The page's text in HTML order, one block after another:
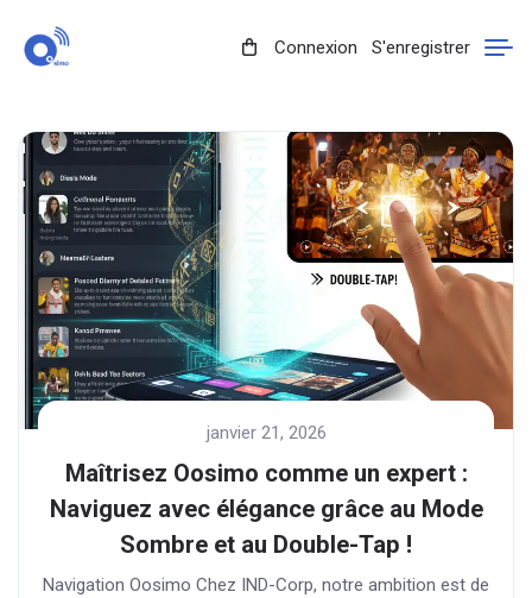
Connexion S'enregistrer
janvier 21, 2026
Maîtrisez Oosimo comme un expert :
Naviguez avec élégance grâce au Mode
Sombre et au Double-Tap !
Navigation Oosimo Chez IND-Corp, notre ambition est de